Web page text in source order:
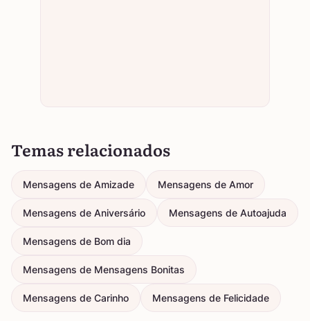
Temas relacionados
Mensagens de Amizade Mensagens de Amor
Mensagens de Aniversário Mensagens de Autoajuda
Mensagens de Bom dia
Mensagens de Mensagens Bonitas
Mensagens de Carinho Mensagens de Felicidade